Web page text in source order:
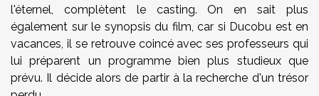
l'éternel, complètent le casting. On en sait plus
également sur le synopsis du film, car si Ducobu est en
vacances, il se retrouve coincé avec ses professeurs qui
lui préparent un programme bien plus studieux que
prévu. Il décide alors de partir à la recherche d'un trésor